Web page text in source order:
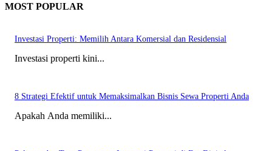
MOST POPULAR
Investasi Properti: Memilih Antara Komersial dan Residensial
Investasi properti kini...
8 Strategi Efektif untuk Memaksimalkan Bisnis Sewa Properti Anda
Apakah Anda memiliki...